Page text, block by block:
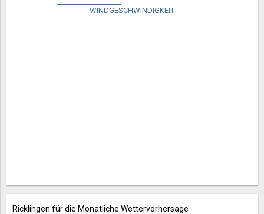
WINDGESCHWINDIGKEIT
Ricklingen für die Monatliche Wettervorhersage